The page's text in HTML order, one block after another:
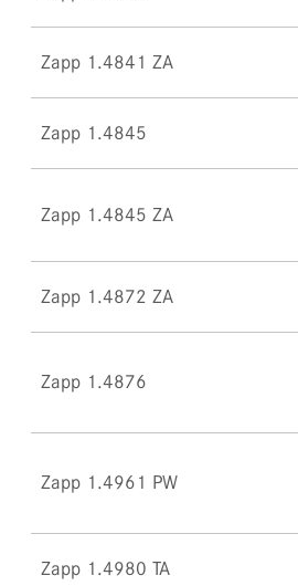
Zapp 1.4841 ZA
Zapp 1.4845
Zapp 1.4845 ZA
Zapp 1.4872 ZA
Zapp 1.4876
Zapp 1.4961 PW
Zapp 1.4980 TA